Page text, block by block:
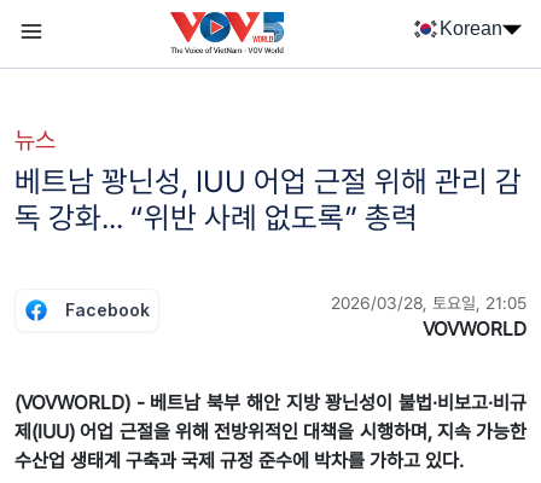
Korean
뉴스
베트남 꽝닌성, IUU 어업 근절 위해 관리 감
독 강화... “위반 사례 없도록” 총력
Facebook 2026/03/28, 토요일, 21:05
VOVWORLD
(VOVWORLD) - 베트남 북부 해안 지방 꽝닌성이 불법·비보고·비규
제(IUU) 어업 근절을 위해 전방위적인 대책을 시행하며, 지속 가능한
수산업 생태계 구축과 국제 규정 준수에 박차를 가하고 있다.